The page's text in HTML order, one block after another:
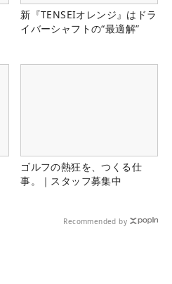
新『TENSEIオレンジ』はドラ
イバーシャフトの“最適解”
ゴルフの熱狂を、つくる仕
事。｜スタッフ募集中
Recommended by